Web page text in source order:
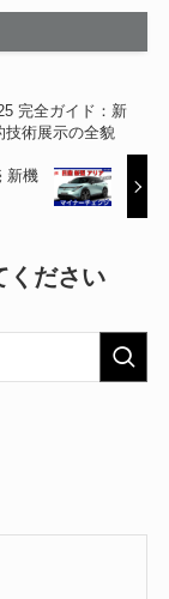
完全ガイド：新
技術展示の全貌
新機
ください